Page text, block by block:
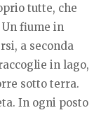
tutte, che
Un fiume in
a seconda
in lago,
sotto terra.
In ogni posto